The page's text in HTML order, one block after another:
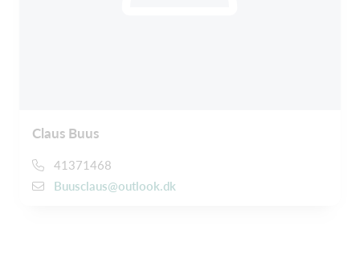
Claus Buus
41371468
Buusclaus@outlook.dk